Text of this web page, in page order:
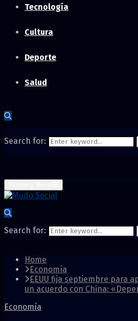
Tecnología
Cultura
Deporte
Salud
Search for:
Search for:
Home
Economía
EEUU fija septiembre para
un acuerdo con China:
Economía